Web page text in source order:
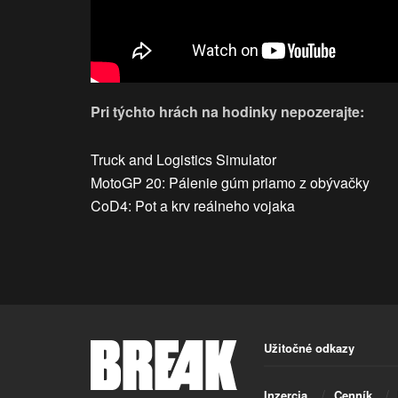
Pri týchto hrách na hodinky nepozerajte:
Truck and Logistics Simulator
MotoGP 20: Pálenie gúm priamo z obývačky
CoD4: Pot a krv reálneho vojaka
Užitočné odkazy